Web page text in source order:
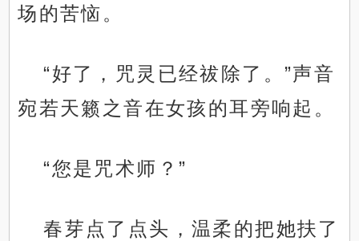
场的苦恼。
“好了，咒灵已经祓除了。”声音
宛若天籁之音在女孩的耳旁响起。
“您是咒术师？”
春芽点了点头，温柔的把她扶了